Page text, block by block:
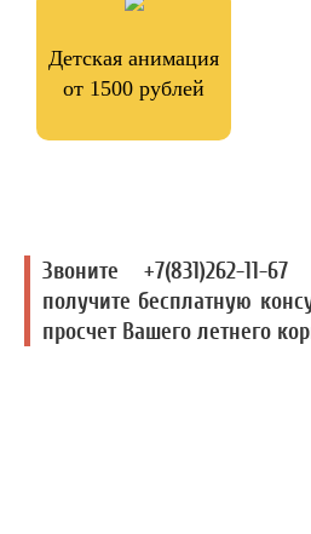
Детская анимация
от 1500 рублей
Звоните +7(831)262-11-
получите бесплатную
просчет Вашего летнего